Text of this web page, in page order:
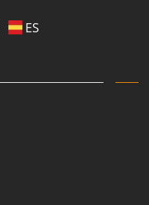
ES